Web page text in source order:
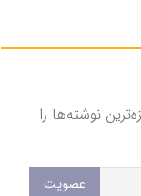
نوشته‌ها را
عضویت